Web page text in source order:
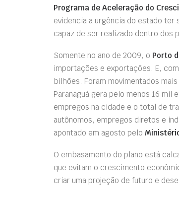
Programa de Aceleração do
evidencia a urgência do estado ter
capaz de ser realizado dentro dos
Somente no ano de 2009, o Porto
importações e exportações. E,
bilhões. Foram movimentados
Paranaguá gera pelo menos 16
empregos na cidade e o total de
autônomos, empregos diretos e
apontado em agosto pelo
O embasamento do plano está
que evitam o crescimento
criar uma projeção de futuro e